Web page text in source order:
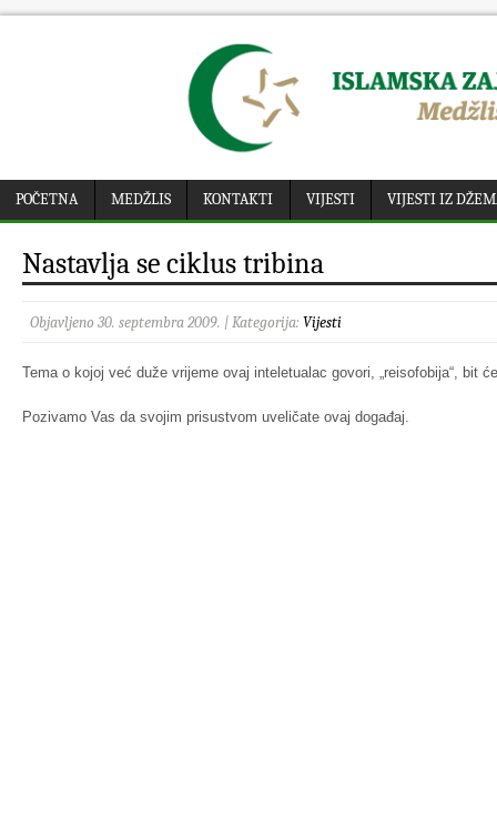
POČETNA MEDŽLIS KONTAKTI VIJESTI VIJESTI IZ
Nastavlja se ciklus tribina
Objavljeno 30. septembra 2009. | Kategorija: Vijesti
Tema o kojoj već duže vrijeme ovaj inteletualac govori, „reisofobija“, bit
Pozivamo Vas da svojim prisustvom uveličate ovaj događaj.